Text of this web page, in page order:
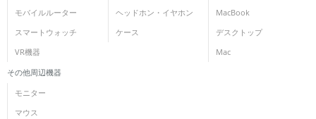
モバイルルーター
スマートウォッチ
VR機器
ヘッドホン・イヤホン
ケース
MacBook
デスクトップ
Mac
その他周辺機器
モニター
マウス